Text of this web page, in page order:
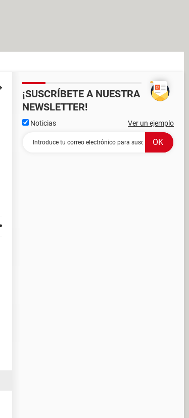
¡SUSCRÍBETE A NUESTRA
NEWSLETTER!
Noticias Ver un ejemplo